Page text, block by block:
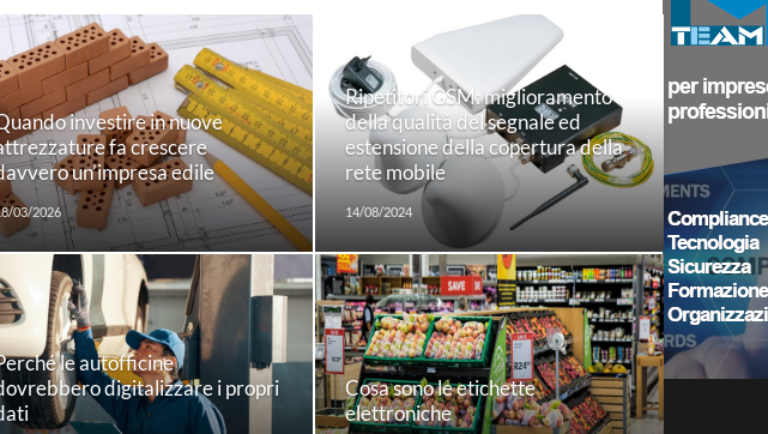
investire in nuove
fa crescere
un’impresa edile
03/2026
le autofficine
digitalizzare i propri
Ripetitori GSM: miglioramento
della qualità del segnale ed
estensione della copertura della
rete mobile
14/08/2024
Cosa sono le etichette
elettroniche